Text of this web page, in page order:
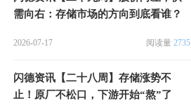
需向右：存储市场的方向到底看谁？
2026-07-17 阅读量 2735
闪德资讯【二十八周】存储涨势不
止！原厂不松口，下游开始“熬”了